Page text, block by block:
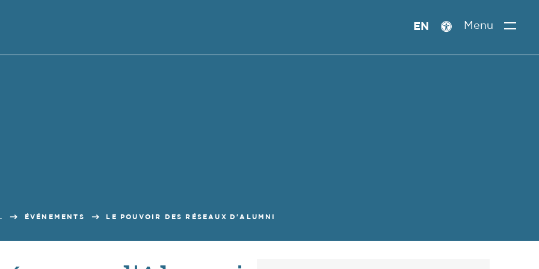
EN
Paramètres
Menu
ÉVÉNEMENTS LE POUVOIR DES RÉSEAUX D'ALUMNI